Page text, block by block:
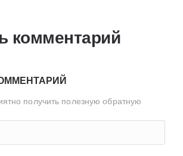
комментарий
получить полезную обратную